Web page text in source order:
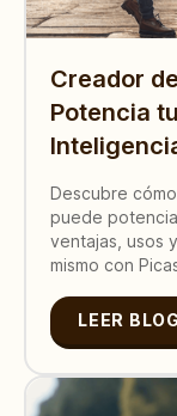
Creador
Potencia
Descubre
puede
ventajas, usos
mismo con
LEER